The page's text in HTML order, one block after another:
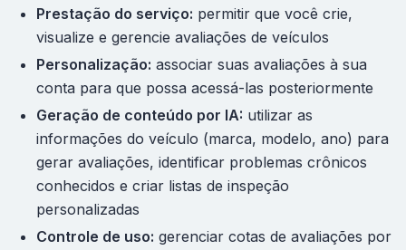
Prestação do serviço: permitir que você crie,
visualize e gerencie avaliações de veículos
Personalização: associar suas avaliações à sua
conta para que possa acessá-las posteriormente
Geração de conteúdo por IA: utilizar as
informações do veículo (marca, modelo, ano) para
gerar avaliações, identificar problemas crônicos
conhecidos e criar listas de inspeção
personalizadas
Controle de uso: gerenciar cotas de avaliações por